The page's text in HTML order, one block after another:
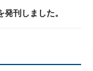
刊しました。